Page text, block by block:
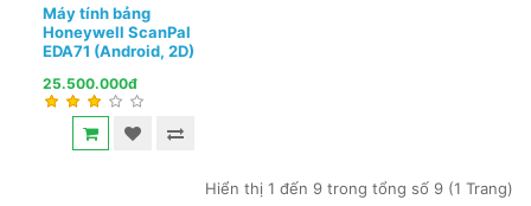
Máy tính bảng
Honeywell ScanPal
EDA71 (Android, 2D)
25.500.000đ
Hiển thị 1 đến 9 trong tổng số 9 (1 Trang)